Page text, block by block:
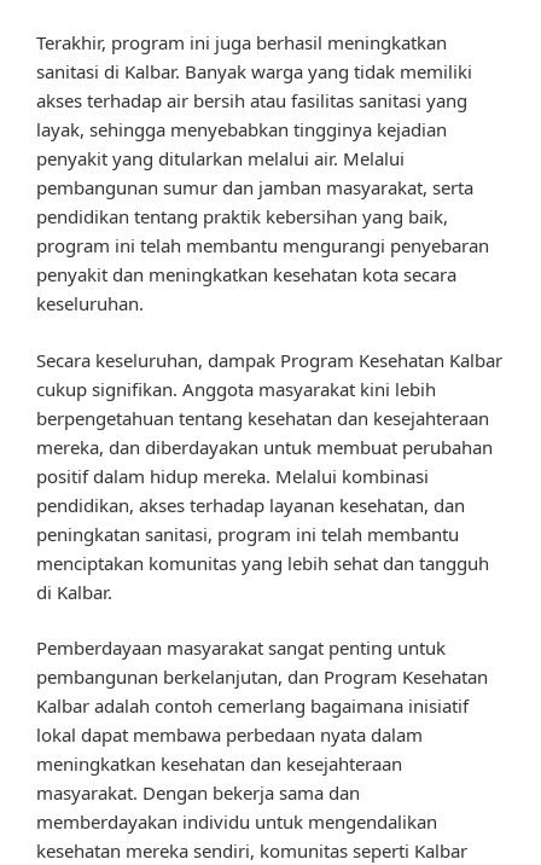
Terakhir, program ini juga berhasil meningkatkan
sanitasi di Kalbar. Banyak warga yang tidak memiliki
akses terhadap air bersih atau fasilitas sanitasi yang
layak, sehingga menyebabkan tingginya kejadian
penyakit yang ditularkan melalui air. Melalui
pembangunan sumur dan jamban masyarakat, serta
pendidikan tentang praktik kebersihan yang baik,
program ini telah membantu mengurangi penyebaran
penyakit dan meningkatkan kesehatan kota secara
keseluruhan.
Secara keseluruhan, dampak Program Kesehatan Kalbar
cukup signifikan. Anggota masyarakat kini lebih
berpengetahuan tentang kesehatan dan kesejahteraan
mereka, dan diberdayakan untuk membuat perubahan
positif dalam hidup mereka. Melalui kombinasi
pendidikan, akses terhadap layanan kesehatan, dan
peningkatan sanitasi, program ini telah membantu
menciptakan komunitas yang lebih sehat dan tangguh
di Kalbar.
Pemberdayaan masyarakat sangat penting untuk
pembangunan berkelanjutan, dan Program Kesehatan
Kalbar adalah contoh cemerlang bagaimana inisiatif
lokal dapat membawa perbedaan nyata dalam
meningkatkan kesehatan dan kesejahteraan
masyarakat. Dengan bekerja sama dan
memberdayakan individu untuk mengendalikan
kesehatan mereka sendiri, komunitas seperti Kalbar